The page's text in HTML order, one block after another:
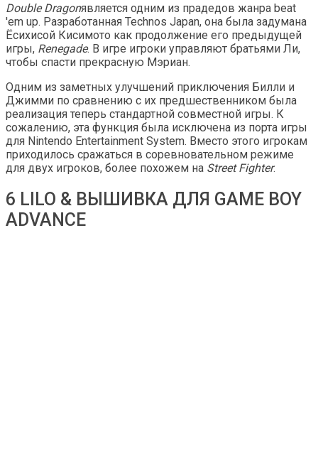
Double Dragonявляется одним из прадедов жанра beat
'em up. Разработанная Technos Japan, она была задумана
Ёсихисой Кисимото как продолжение его предыдущей
игры, Renegade. В игре игроки управляют братьями Ли,
чтобы спасти прекрасную Мэриан.
Одним из заметных улучшений приключения Билли и
Джимми по сравнению с их предшественником была
реализация теперь стандартной совместной игры. К
сожалению, эта функция была исключена из порта игры
для Nintendo Entertainment System. Вместо этого игрокам
приходилось сражаться в соревновательном режиме
для двух игроков, более похожем на Street Fighter.
6 LILO & ВЫШИВКА ДЛЯ GAME BOY
ADVANCE